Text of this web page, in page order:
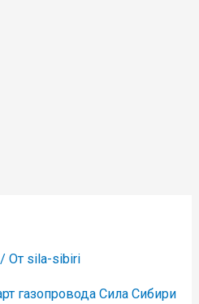
/ От sila-sibiri